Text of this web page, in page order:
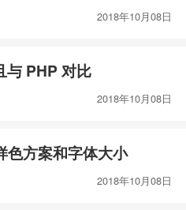
2018年10月08日
PHP 对比
2018年10月08日
方案和字体大小
2018年10月08日